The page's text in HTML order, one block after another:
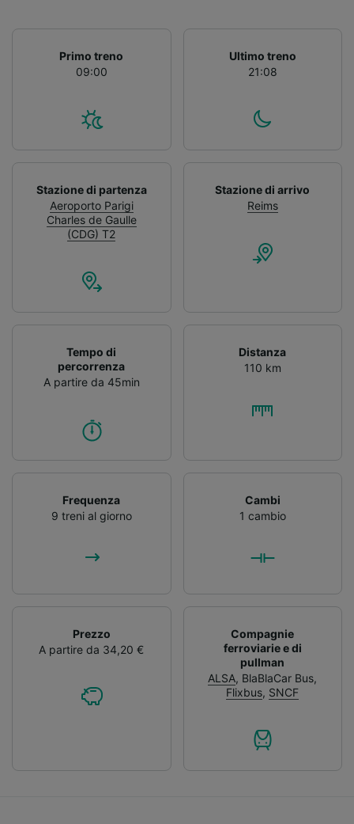
Primo treno
09:00
Ultimo treno
21:08
Stazione di partenza
Aeroporto Parigi
Charles de Gaulle
(CDG) T2
Stazione di arrivo
Reims
Tempo di
percorrenza
A partire da 45min
Distanza
110 km
Frequenza
9 treni al giorno
Cambi
1 cambio
Prezzo
A partire da 34,20 €
Compagnie
ferroviarie e di
pullman
ALSA, BlaBlaCar Bus,
Flixbus, SNCF